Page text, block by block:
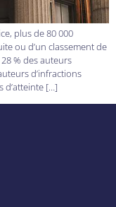
plus de 80 000
ou d’un classement de
% des auteurs
d’infractions
d’atteinte […]